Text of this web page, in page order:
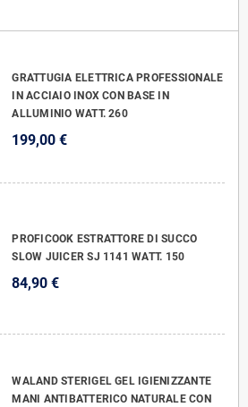
GRATTUGIA ELETTRICA PROFESSIONALE
IN ACCIAIO INOX CON BASE IN
ALLUMINIO WATT. 260
199,00 €
PROFICOOK ESTRATTORE DI SUCCO
SLOW JUICER SJ 1141 WATT. 150
84,90 €
WALAND STERIGEL GEL IGIENIZZANTE
MANI ANTIBATTERICO NATURALE CON